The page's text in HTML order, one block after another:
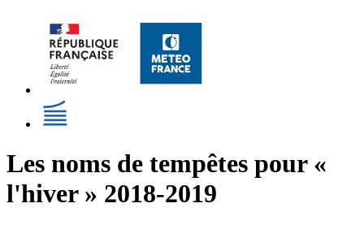
Les noms de tempêtes pour «
l'hiver » 2018-2019